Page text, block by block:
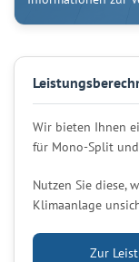
Wir bieten Ihnen
für Mono-Split
Nutzen Sie diese,
Klimaanlage
Zur